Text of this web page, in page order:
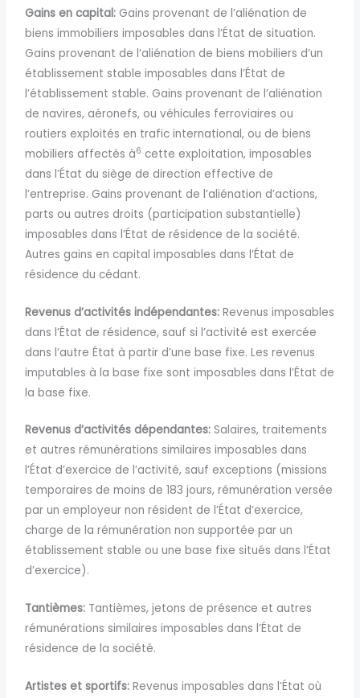
Gains en capital: Gains provenant de l’aliénation de
biens immobiliers imposables dans l’État de situation.
Gains provenant de l’aliénation de biens mobiliers d’un
établissement stable imposables dans l’État de
l’établissement stable. Gains provenant de l’aliénation
de navires, aéronefs, ou véhicules ferroviaires ou
routiers exploités en trafic international, ou de biens
mobiliers affectés à6 cette exploitation, imposables
dans l’État du siège de direction effective de
l’entreprise. Gains provenant de l’aliénation d’actions,
parts ou autres droits (participation substantielle)
imposables dans l’État de résidence de la société.
Autres gains en capital imposables dans l’État de
résidence du cédant.
Revenus d’activités indépendantes: Revenus imposables
dans l’État de résidence, sauf si l’activité est exercée
dans l’autre État à partir d’une base fixe. Les revenus
imputables à la base fixe sont imposables dans l’État de
la base fixe.
Revenus d’activités dépendantes: Salaires, traitements
et autres rémunérations similaires imposables dans
l’État d’exercice de l’activité, sauf exceptions (missions
temporaires de moins de 183 jours, rémunération versée
par un employeur non résident de l’État d’exercice,
charge de la rémunération non supportée par un
établissement stable ou une base fixe situés dans l’État
d’exercice).
Tantièmes: Tantièmes, jetons de présence et autres
rémunérations similaires imposables dans l’État de
résidence de la société.
Artistes et sportifs: Revenus imposables dans l’État où